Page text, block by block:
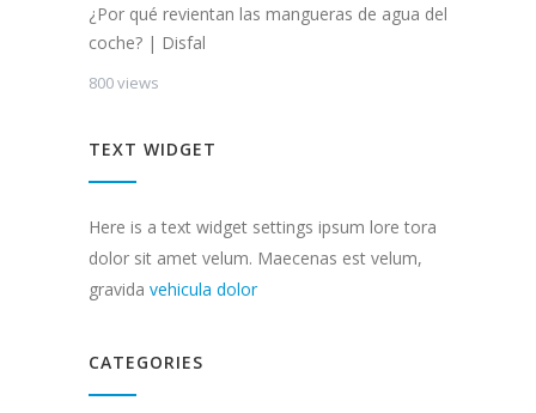
¿Por qué revientan las mangueras de agua del
coche? | Disfal
800 views
TEXT WIDGET
Here is a text widget settings ipsum lore tora
dolor sit amet velum. Maecenas est velum,
gravida vehicula dolor
CATEGORIES